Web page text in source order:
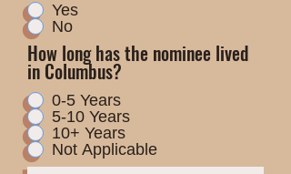
Yes
No
How long has the nominee lived
in Columbus?
0-5 Years
5-10 Years
10+ Years
Not Applicable